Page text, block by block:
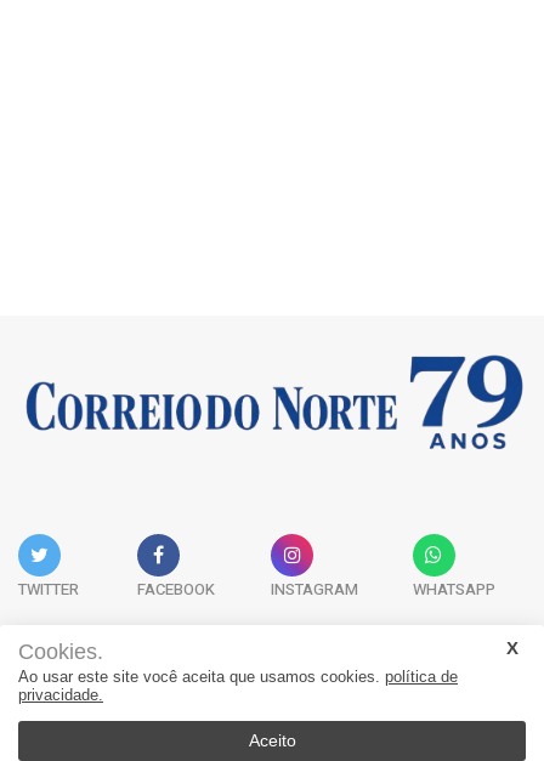
TWITTER FACEBOOK INSTAGRAM WHATSAPP
Acervo Digital Fale Conosco Quem Somos
Cookies.
Ao usar este site você aceita que usamos cookies. política de
privacidade.
Aceito